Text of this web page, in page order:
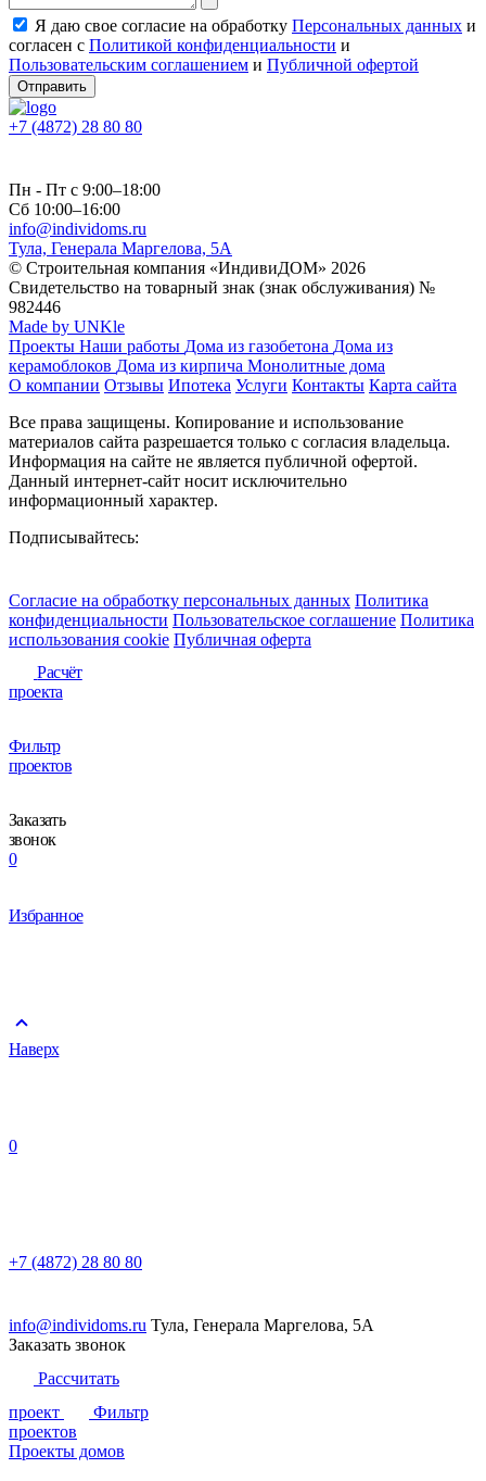
Я даю свое согласие на обработку Персональных данных и
согласен с Политикой конфиденциальности и
Пользовательским соглашением и Публичной офертой
Отправить
+7 (4872) 28 80 80
Пн - Пт с 9:00–18:00
Сб 10:00–16:00
info@individoms.ru
Тула, Генерала Маргелова, 5А
© Строительная компания «ИндивиДОМ» 2026
Свидетельство на товарный знак (знак обслуживания) №
982446
Made by UNKle
Проекты Наши работы Дома из газобетона Дома из
керамоблоков Дома из кирпича Монолитные дома
О компании Отзывы Ипотека Услуги Контакты Карта сайта
Все права защищены. Копирование и использование
материалов сайта разрешается только с согласия владельца.
Информация на сайте не является публичной офертой.
Данный интернет-сайт носит исключительно
информационный характер.
Подписывайтесь:
Согласие на обработку персональных данных Политика
конфиденциальности Пользовательское соглашение Политика
использования сookie Публичная оферта
Расчёт
проекта
Фильтр
проектов
Заказать
звонок
0
Избранное
Наверх
0
+7 (4872) 28 80 80
info@individoms.ru Тула, Генерала Маргелова, 5А
Заказать звонок
Рассчитать
проект
Фильтр
проектов
Проекты домов